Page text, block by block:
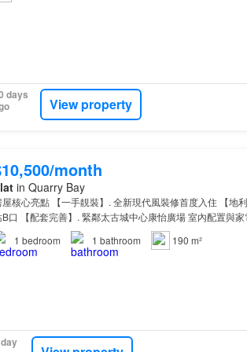
days
View property
month
in Quarry Bay
屋核心亮點 【一手靚裝】. 全新現代風裝修首度入住 【地
B口 【配套完善】. 緊鄰太古城中心康怡廣場 室內配置與
齊全連電視 【獨立廚廁】. 內置私人廚房與乾濕分離 【極
租務與大廈服務 【星級維護】. 專業團隊支援及入伙清
1 bedroom 1 bathroom 190 m²